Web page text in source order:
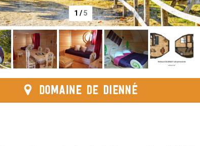
1 /5
Domaine de Dienné